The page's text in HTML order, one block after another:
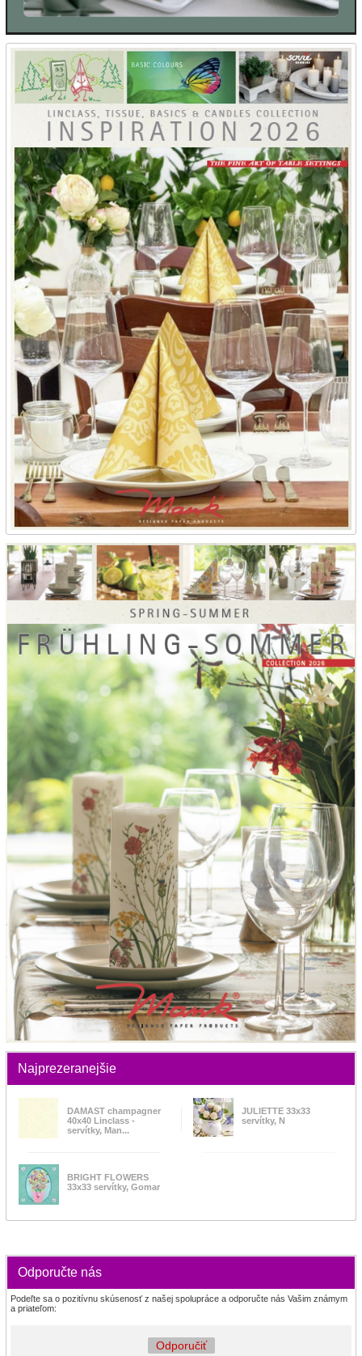
Najprezeranejšie
DAMAST champagner
40x40 Linclass -
servítky, Man...
JULIETTE 33x33
servítky, N
BRIGHT FLOWERS
33x33 servítky, Gomar
Odporučte nás
Podeľte sa o pozitívnu skúsenosť z našej spolupráce a odporučte nás Vašim známym
a priateľom:
Odporučiť